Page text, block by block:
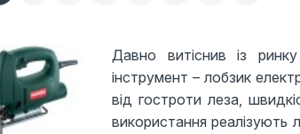
Давно витіснив із
інструмент – лобзик
від гостроти леза,
використання